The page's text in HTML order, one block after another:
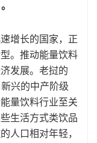
。
增长的国家，正
。推动能量饮料
发展。老挝的
兴的中产阶级
量饮料行业至关
生活方式类饮品
人口相对年轻，